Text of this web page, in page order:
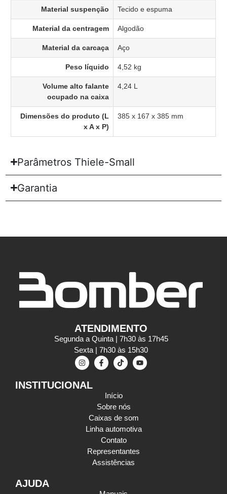
Material suspenção Tecido e espuma
Material da centragem Algodão
Material da carcaça Aço
Peso líquido 4,52 kg
Volume alto falante
ocupado na caixa
4,24 L
Dimensões do produto (L
x A x P)
385 x 167 x 385 mm
Parâmetros Thiele-Small
Garantia
ATENDIMENTO
Segunda a Quinta | 7h30 às 17h45
Sexta | 7h30 às 15h30
INSTITUCIONAL
Início
Sobre nós
Caixas de som
Linha automotiva
Contato
Representantes
Assistências
AJUDA